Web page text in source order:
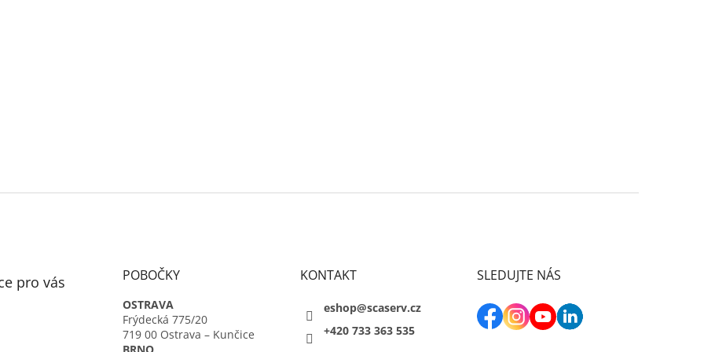
pro vás POBOČKY
OSTRAVA
Frýdecká 775/20
719 00 Ostrava – Kunčice
BRNO
KONTAKT
eshop@scaserv.cz
+420 733 363 535
SLEDUJTE NÁS